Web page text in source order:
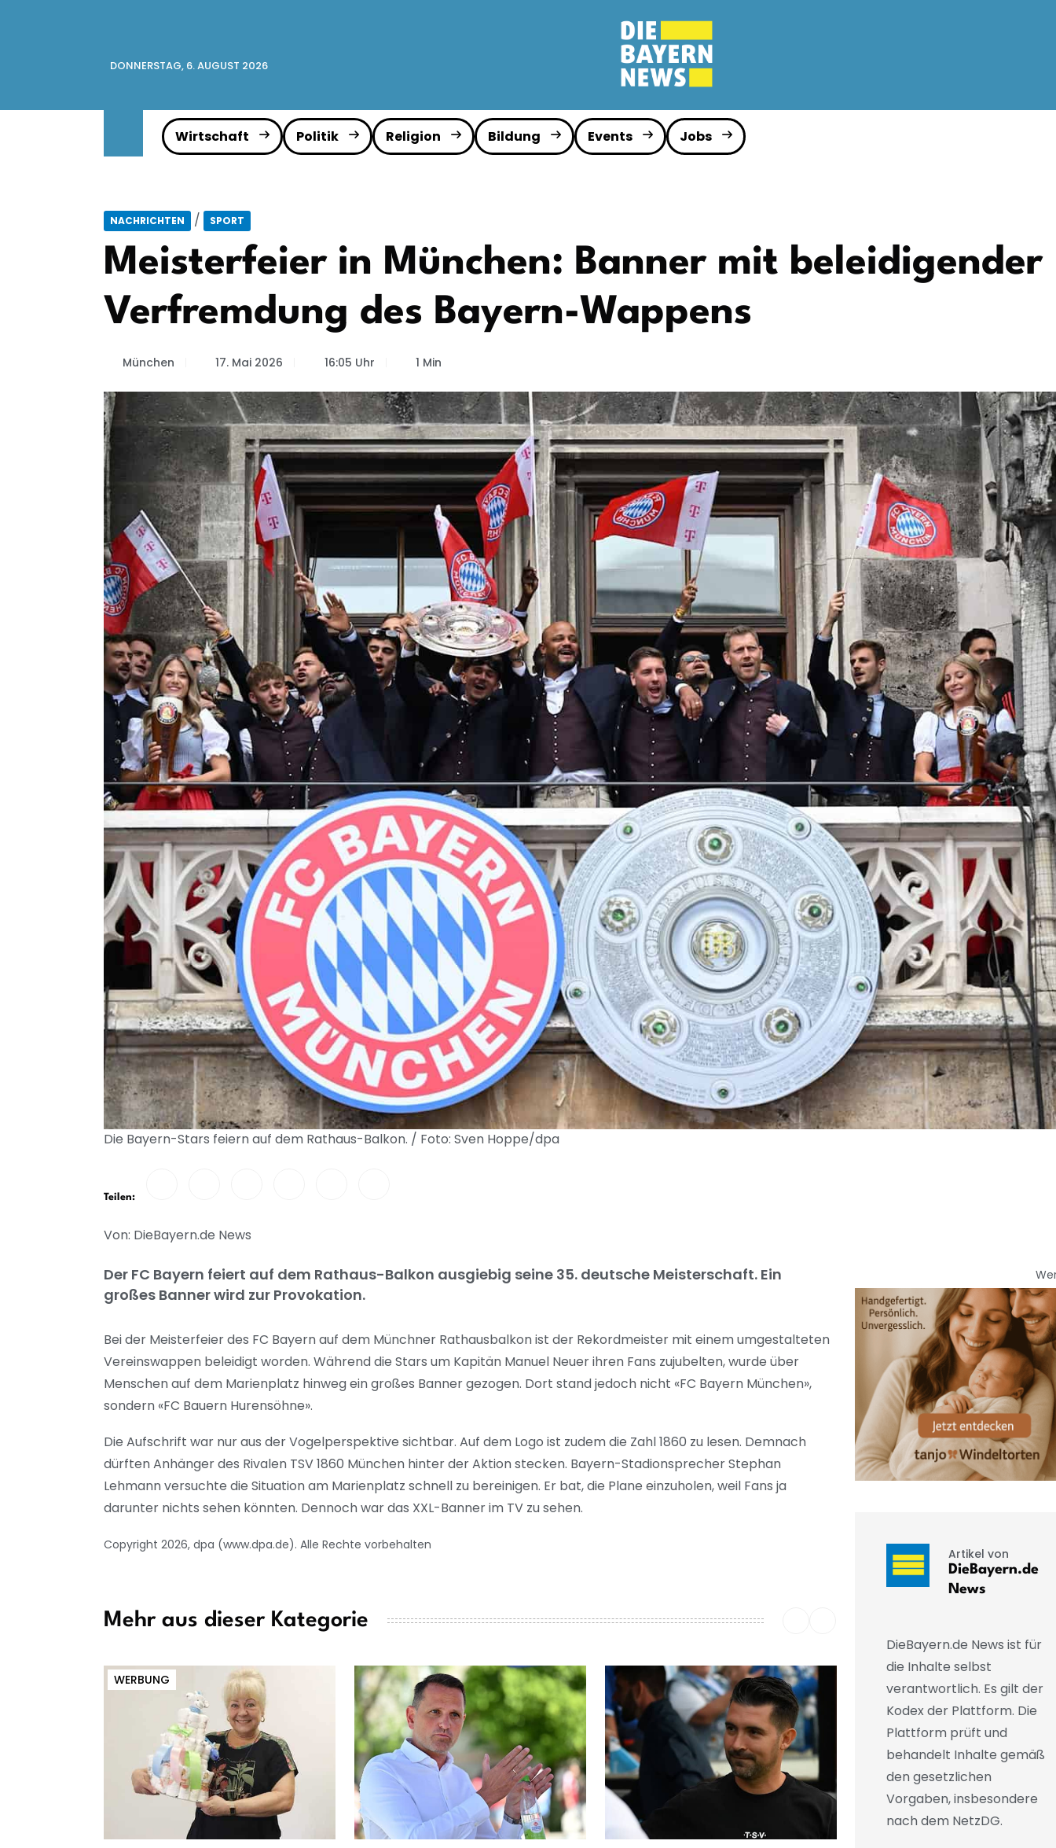
DONNERSTAG, 6. AUGUST 2026
Wirtschaft Politik Religion Bildung Events Jobs
NACHRICHTEN / SPORT
Meisterfeier in München: Banner mit beleidigender
Verfremdung des Bayern-Wappens
München 17. Mai 2026 16:05 Uhr 1 Min
Die Bayern-Stars feiern auf dem Rathaus-Balkon. / Foto: Sven Hoppe/dpa
Teilen:
Von: DieBayern.de News
Der FC Bayern feiert auf dem Rathaus-Balkon ausgiebig seine 35. deutsche Meisterschaft. Ein
großes Banner wird zur Provokation.
Bei der Meisterfeier des FC Bayern auf dem Münchner Rathausbalkon ist der Rekordmeister mit einem umgestalteten
Vereinswappen beleidigt worden. Während die Stars um Kapitän Manuel Neuer ihren Fans zujubelten, wurde über
Menschen auf dem Marienplatz hinweg ein großes Banner gezogen. Dort stand jedoch nicht «FC Bayern München»,
sondern «FC Bauern Hurensöhne».
Die Aufschrift war nur aus der Vogelperspektive sichtbar. Auf dem Logo ist zudem die Zahl 1860 zu lesen. Demnach
dürften Anhänger des Rivalen TSV 1860 München hinter der Aktion stecken. Bayern-Stadionsprecher Stephan
Lehmann versuchte die Situation am Marienplatz schnell zu bereinigen. Er bat, die Plane einzuholen, weil Fans ja
darunter nichts sehen könnten. Dennoch war das XXL-Banner im TV zu sehen.
Copyright 2026, dpa (www.dpa.de). Alle Rechte vorbehalten
Mehr aus dieser Kategorie
WERBUNG
Artikel von
DieBayern.de
News
DieBayern.de News ist für
die Inhalte selbst
verantwortlich. Es gilt der
Kodex der Plattform. Die
Plattform prüft und
behandelt Inhalte gemäß
den gesetzlichen
Vorgaben, insbesondere
nach dem NetzDG.